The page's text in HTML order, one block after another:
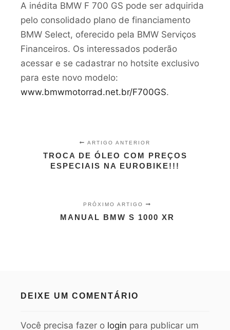
A inédita BMW F 700 GS pode ser adquirida
pelo consolidado plano de financiamento
BMW Select, oferecido pela BMW Serviços
Financeiros. Os interessados poderão
acessar e se cadastrar no hotsite exclusivo
para este novo modelo:
www.bmwmotorrad.net.br/F700GS.
ARTIGO ANTERIOR
TROCA DE ÓLEO COM PREÇOS
ESPECIAIS NA EUROBIKE!!!
PRÓXIMO ARTIGO
MANUAL BMW S 1000 XR
DEIXE UM COMENTÁRIO
Você precisa fazer o login para publicar um